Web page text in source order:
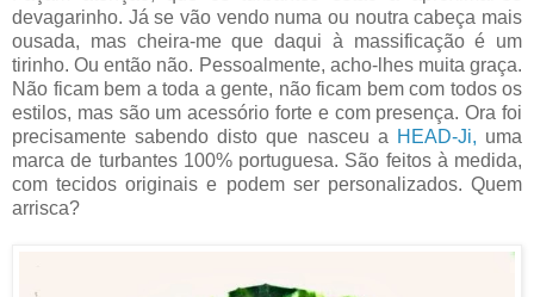
devagarinho. Já se vão vendo numa ou noutra cabeça mais
ousada, mas cheira-me que daqui à massificação é um
tirinho. Ou então não. Pessoalmente, acho-lhes muita graça.
Não ficam bem a toda a gente, não ficam bem com todos os
estilos, mas são um acessório forte e com presença. Ora foi
precisamente sabendo disto que nasceu a HEAD-Ji, uma
marca de turbantes 100% portuguesa. São feitos à medida,
com tecidos originais e podem ser personalizados. Quem
arrisca?